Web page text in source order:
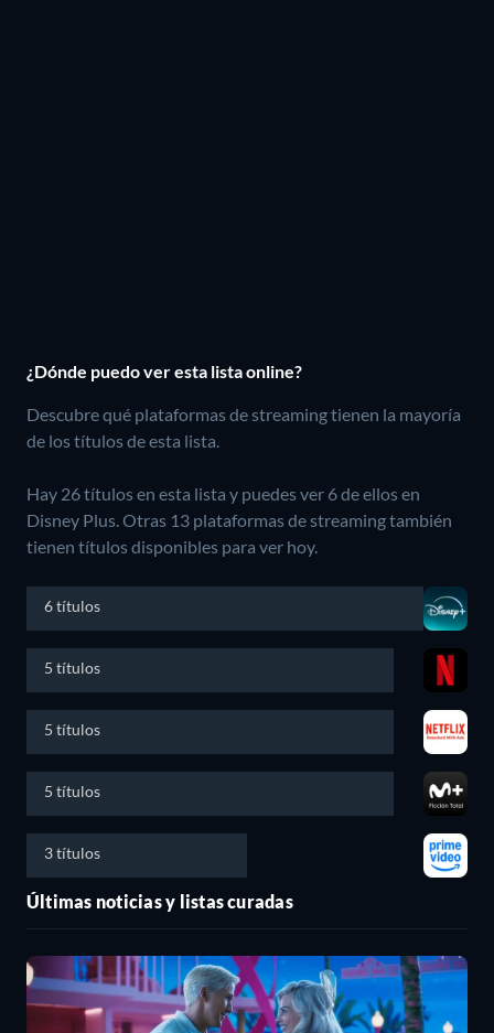
¿Dónde puedo ver esta lista online?
Descubre qué plataformas de streaming tienen la mayoría
de los títulos de esta lista.
Hay 26 títulos en esta lista y puedes ver 6 de ellos en
Disney Plus.Otras 13 plataformas de streaming también
tienen títulos disponibles para ver hoy.
6 títulos
5 títulos
5 títulos
5 títulos
3 títulos
Últimas noticias y listas curadas